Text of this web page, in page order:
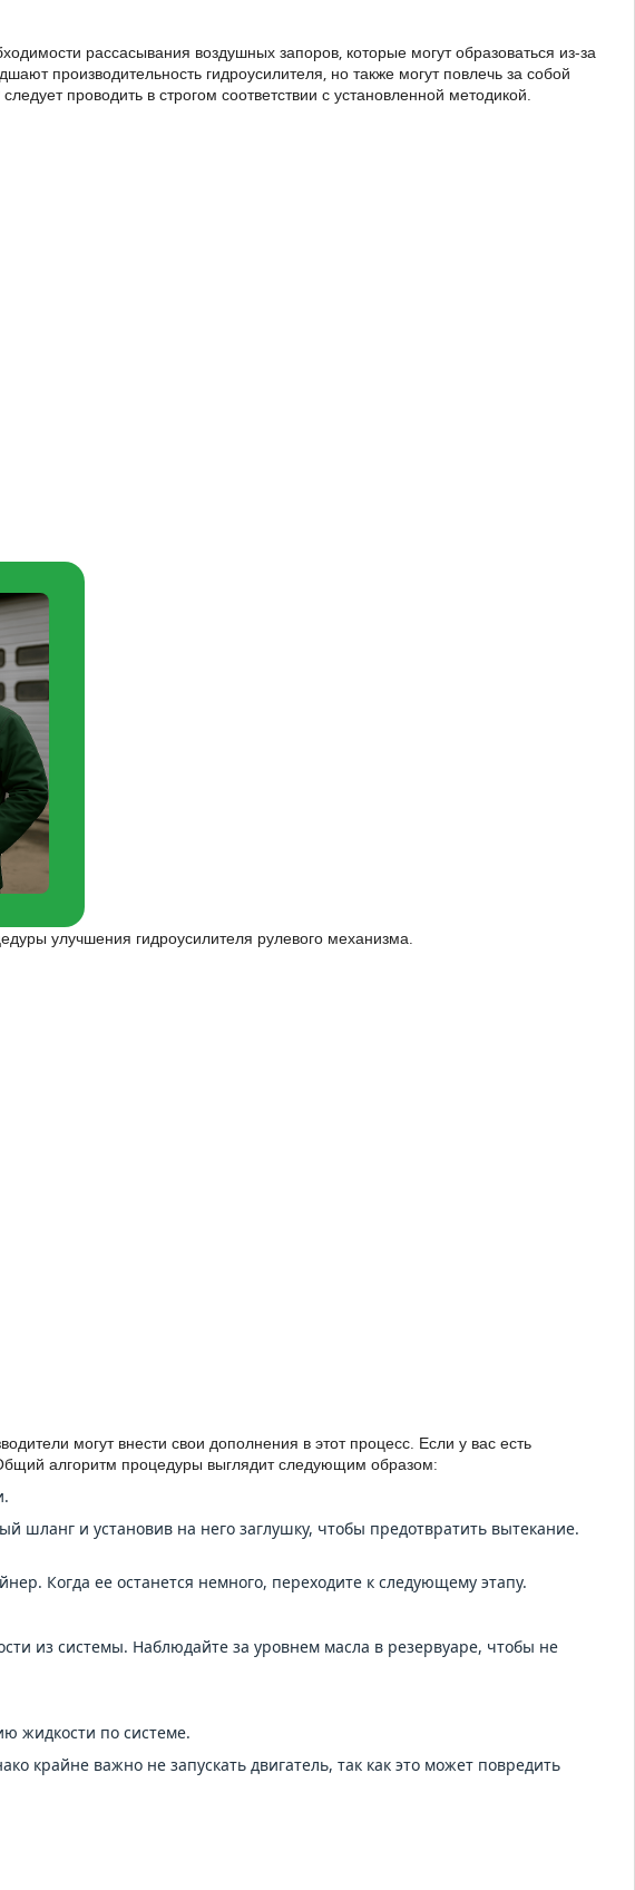
рассасывания воздушных запоров, которые могут образоваться из-за
производительность гидроусилителя, но также могут повлечь за собой
проводить в строгом соответствии с установленной методикой.
улучшения гидроусилителя рулевого механизма.
могут внести свои дополнения в этот процесс. Если у вас есть
алгоритм процедуры выглядит следующим образом:
шланг и установив на него заглушку, чтобы предотвратить вытекание.
Когда ее останется немного, переходите к следующему этапу.
из системы. Наблюдайте за уровнем масла в резервуаре, чтобы не
жидкости по системе.
крайне важно не запускать двигатель, так как это может повредить